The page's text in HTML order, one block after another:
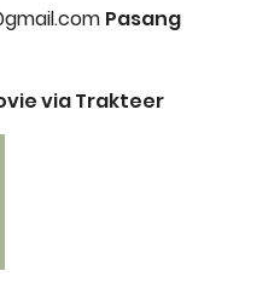
Pasang
via Trakteer